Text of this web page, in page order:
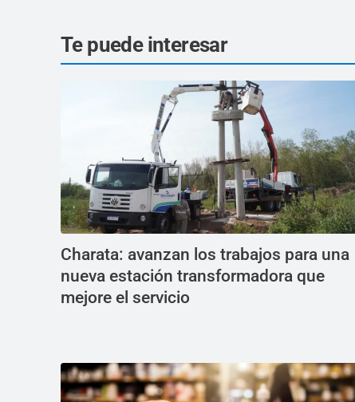
Te puede interesar
Charata: avanzan los trabajos para una
nueva estación transformadora que
mejore el servicio